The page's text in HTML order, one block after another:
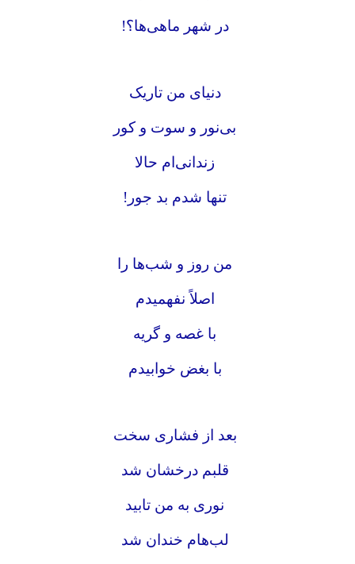
در شهر ماهی‌ها؟!
دنیای من تاریک
بی‌نور و سوت و کور
زندانی‌ام حالا
تنها شدم بد جور!
من روز و شب‌ها را
اصلاً نفهمیدم
با غصه و گریه
با بغض خوابیدم
بعد از فشاری سخت
قلبم درخشان شد
نوری به من تابید
لب‌هام خندان شد